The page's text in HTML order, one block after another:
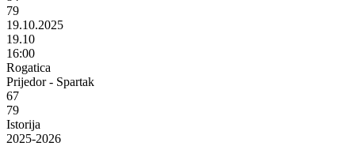
79
19.10.2025
19.10
16:00
Rogatica
Prijedor - Spartak
67
79
Istorija
2025-2026